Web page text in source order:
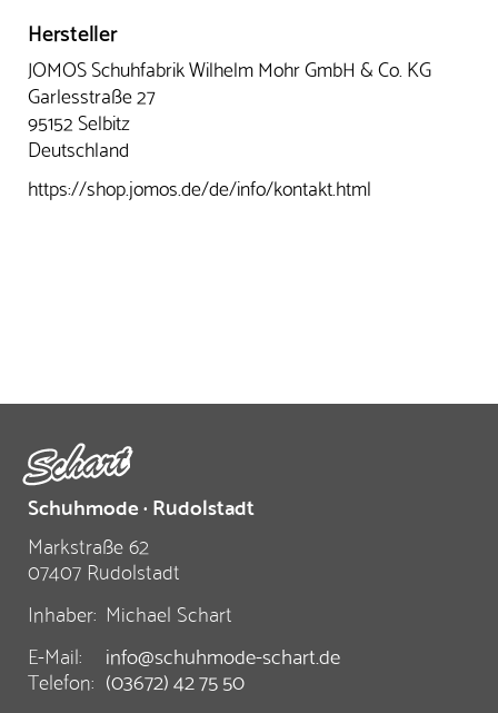
Hersteller
JOMOS Schuhfabrik Wilhelm Mohr GmbH & Co. KG
Garlesstraße 27
95152 Selbitz
Deutschland
https://shop.jomos.de/de/info/kontakt.html
Schuhmode · Rudolstadt
Markstraße 62
07407 Rudolstadt
Inhaber: Michael Schart
E-Mail:
info@schuhmode-schart.de
Telefon: (03672) 42 75 50